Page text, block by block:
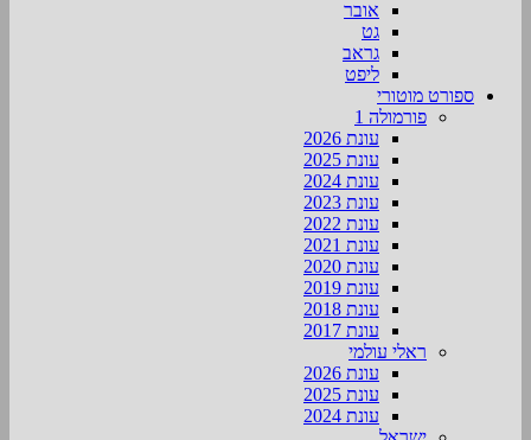
אובר
גט
גראב
ליפט
ספורט מוטורי
פורמולה 1
עונת 2026
עונת 2025
עונת 2024
עונת 2023
עונת 2022
עונת 2021
עונת 2020
עונת 2019
עונת 2018
עונת 2017
ראלי עולמי
עונת 2026
עונת 2025
עונת 2024